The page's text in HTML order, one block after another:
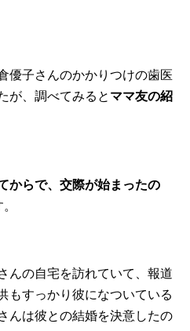
優子さんのかかりつけの歯医
が、調べてみると ママ友の紹
からで、交際が始まったの
んの自宅を訪れていて、報道
もすっかり彼になついている
んは彼との結婚を決意したの